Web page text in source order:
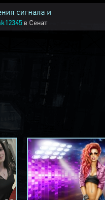
сигнала и
в Сенат